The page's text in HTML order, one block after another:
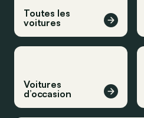
Toutes les
voitures
Voitures
d’occasion